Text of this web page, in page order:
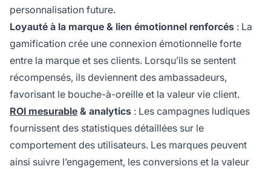
personnalisation future.
Loyauté à la marque & lien émotionnel renforcés : La
gamification crée une connexion émotionnelle forte
entre la marque et ses clients. Lorsqu’ils se sentent
récompensés, ils deviennent des ambassadeurs,
favorisant le bouche-à-oreille et la valeur vie client.
ROI mesurable & analytics : Les campagnes ludiques
fournissent des statistiques détaillées sur le
comportement des utilisateurs. Les marques peuvent
ainsi suivre l’engagement, les conversions et la valeur